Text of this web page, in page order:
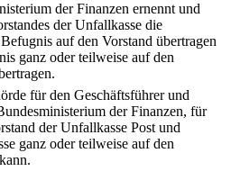
der Finanzen ernennt und
der Unfallkasse die
auf den Vorstand übertragen
ganz oder teilweise auf den
für den Geschäftsführer und
der Finanzen, für
der Unfallkasse Post und
ganz oder teilweise auf den